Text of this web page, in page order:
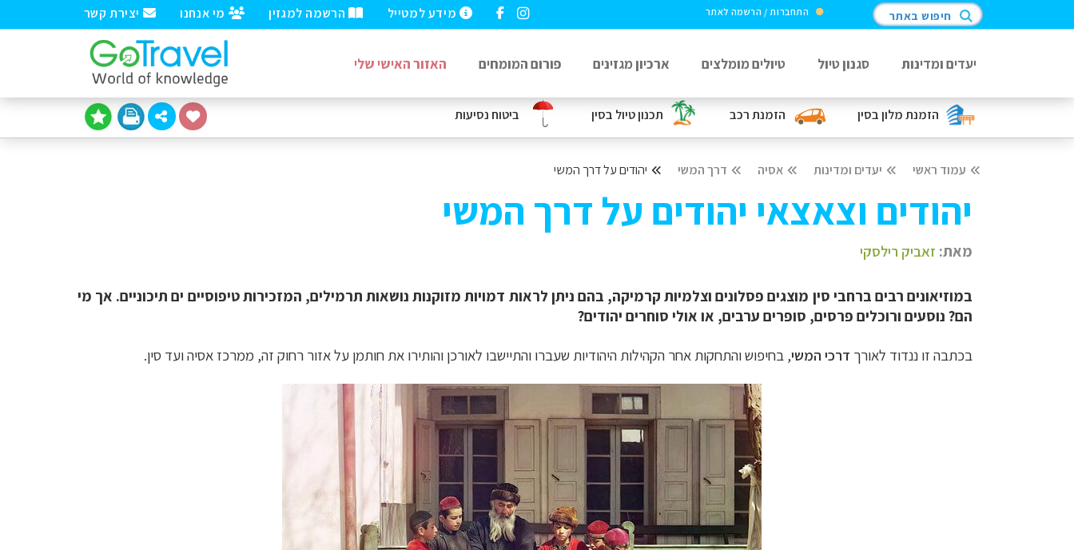
הזמנת מלוןבסין הזמנת רכב תכנון טיול בסין ביטוח נסיעות
יצירת קשר מי אנחנו הרשמה למגזין מידע למטייל התחברות / הרשמה לאתר חיפוש באתר
יעדים ומדינות סגנון טיול טיולים מומלצים ארכיון מגזינים פורום המומחים האזור האישי שלי
עמוד ראשי יעדים ומדינות אסיה דרך המשי יהודים על דרך המשי
יהודים וצאצאי יהודים על דרך המשי
מאת: זאביק רילסקי
במוזיאונים רבים ברחבי סין מוצגים פסלונים וצלמיות קרמיקה, בהם ניתן לראות דמויות מזוקנות נושאות תרמילים, המזכירות טיפוסיים ים תיכוניים. אך מי
הם? נוסעים ורוכלים פרסים, סופרים ערבים, או אולי סוחרים יהודים?
בכתבה זו ננדוד לאורך דרכי המשי, בחיפוש והתחקות אחר הקהילות היהודיות שעברו והתיישבו לאורכן והותירו את חותמן על אזור רחוק זה, ממרכז אסיה ועד סין.